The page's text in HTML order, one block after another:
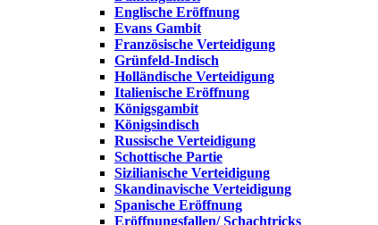
Englische Eröffnung
Evans Gambit
Französische Verteidigung
Grünfeld-Indisch
Holländische Verteidigung
Italienische Eröffnung
Königsgambit
Königsindisch
Russische Verteidigung
Schottische Partie
Sizilianische Verteidigung
Skandinavische Verteidigung
Spanische Eröffnung
Eröffnungsfallen/ Schachtricks